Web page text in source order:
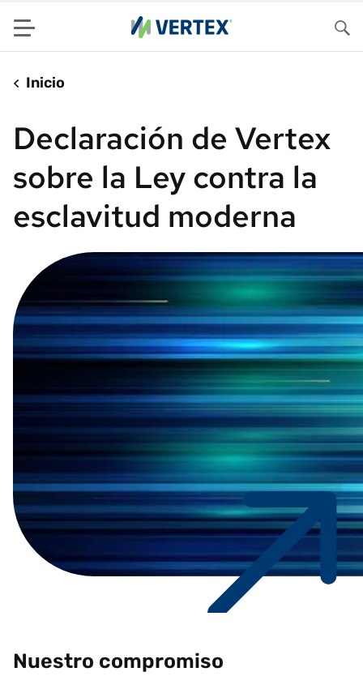
Menu
Inicio
Declaración de Vertex
sobre la Ley contra la
esclavitud moderna
Nuestro compromiso